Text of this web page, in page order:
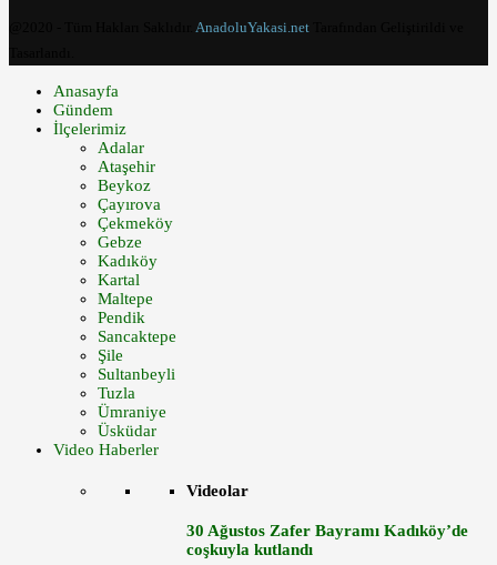
AnadoluYakasi.net
Anasayfa
Gündem
İlçelerimiz
Adalar
Ataşehir
Beykoz
Çayırova
Çekmeköy
Gebze
Kadıköy
Kartal
Maltepe
Pendik
Sancaktepe
Şile
Sultanbeyli
Tuzla
Ümraniye
Üsküdar
Video Haberler
Videolar
30 Ağustos Zafer Bayramı Kadıköy’de
coşkuyla kutlandı